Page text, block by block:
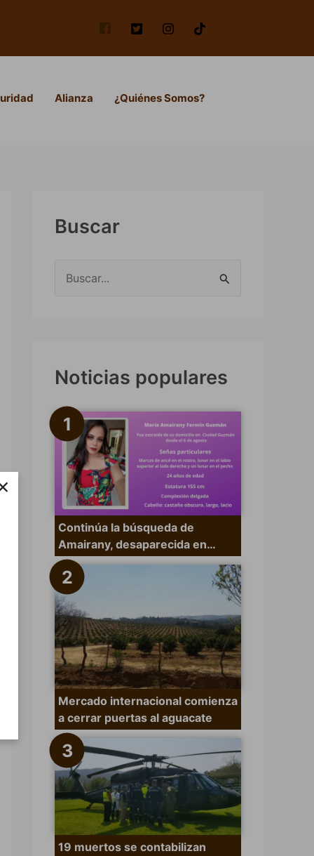
Alianza ¿Quiénes Somos?
Buscar
a
p
o
Noticias populares
Continúa la búsqueda de
Amairany, desaparecida en…
Mercado internacional comienza
a cerrar puertas al aguacate
19 muertos se contabilizan